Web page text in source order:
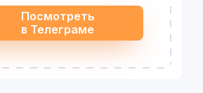
Посмотреть
в Телеграме